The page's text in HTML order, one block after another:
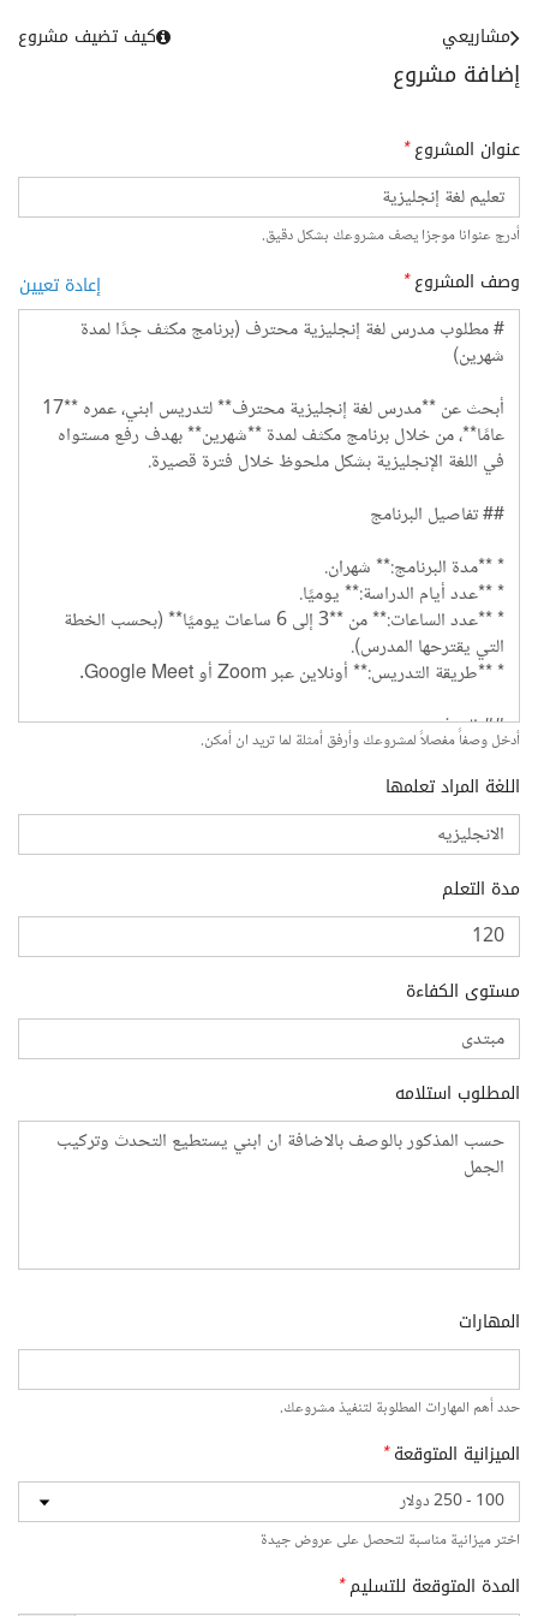
إضافة مشروع
مشاريعي كيف تضيف مشروع
عنوان المشروع*
أدرج عنوانا موجزا يصف مشروعك بشكل دقيق.
وصف المشروع* إعادة تعيين
أدخل وصفاً مفصلاً لمشروعك وأرفق أمثلة لما تريد ان أمكن.
اللغة المراد تعلمها
مدة التعلم
مستوى الكفاءة
المطلوب استلامه
المهارات
حدد أهم المهارات المطلوبة لتنفيذ مشروعك.
الميزانية المتوقعة*
اختر ميزانية مناسبة لتحصل على عروض جيدة
المدة المتوقعة للتسليم*